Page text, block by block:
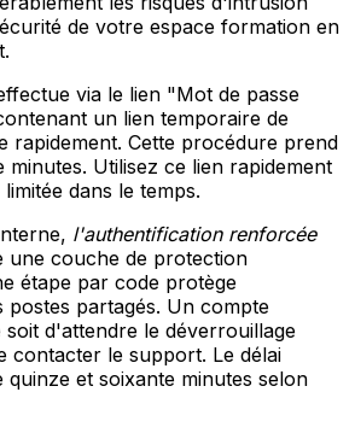
de votre espace formation en
via le lien "Mot de passe
un lien temporaire de
rapidement. Cette procédure prend
minutes. Utilisez ce lien rapidement
dans le temps.
l'authentification renforcée
une couche de protection
étape par code protège
postes partagés. Un compte
d'attendre le déverrouillage
contacter le support. Le délai
quinze et soixante minutes selon